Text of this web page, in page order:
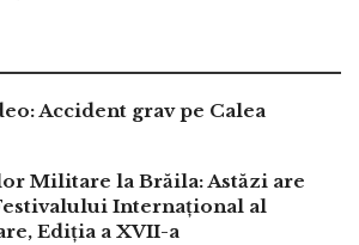
Accident grav pe Calea
Militare la Brăila: Astăzi are
Internațional al
Ediția a XVII-a